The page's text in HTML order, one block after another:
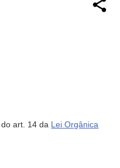
art. 14 da Lei Orgânica